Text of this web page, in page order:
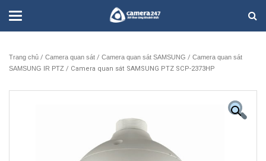
Trang chủ / Camera quan sát / Camera quan sát SAMSUNG / Camera quan sát
SAMSUNG IR PTZ / Camera quan sát SAMSUNG PTZ SCP-2373HP